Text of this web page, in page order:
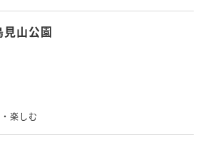
見山公園
楽しむ